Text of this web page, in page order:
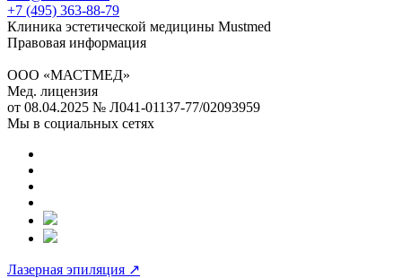
+7 (495) 363-88-79
Клиника эстетической медицины Mustmed
Правовая информация
ООО «МАСТМЕД»
Мед. лицензия
от 08.04.2025 № Л041-01137-77/02093959
Мы в социальных сетях
Лазерная эпиляция ↗